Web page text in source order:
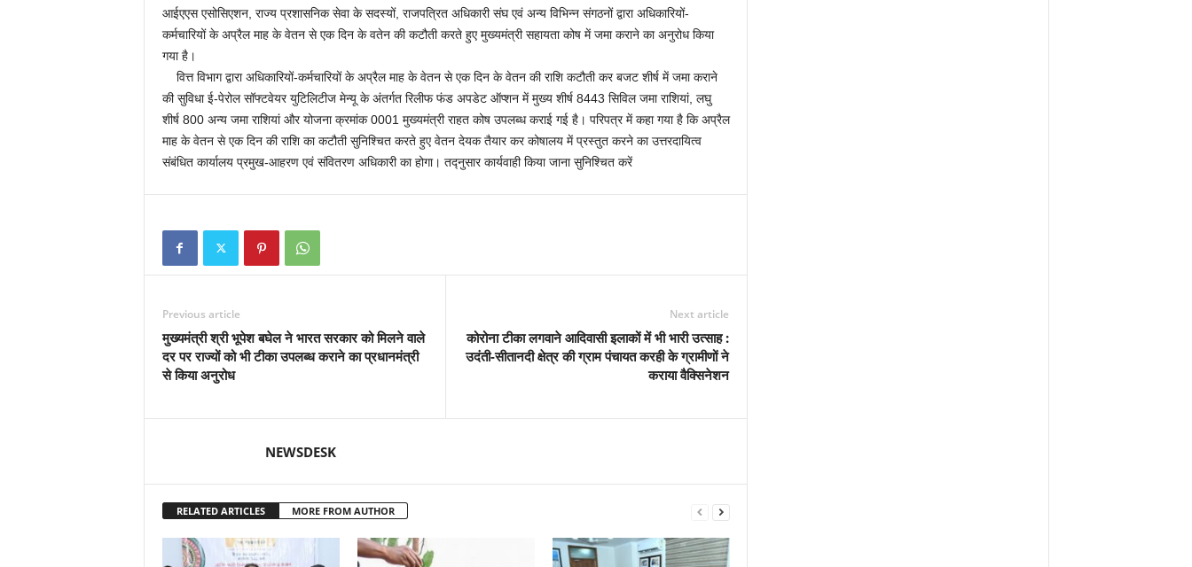
आईएएस एसोसिएशन, राज्य प्रशासनिक सेवा के सदस्यों, राजपत्रित अधिकारी संघ एवं अन्य विभिन्न संगठनों द्वारा अधिकारियों-
कर्मचारियों के अप्रैल माह के वेतन से एक दिन के वतेन की कटौती करते हुए मुख्यमंत्री सहायता कोष में जमा कराने का अनुरोध किया
गया है।
वित्त विभाग द्वारा अधिकारियों-कर्मचारियों के अप्रैल माह के वेतन से एक दिन के वेतन की राशि कटौती कर बजट शीर्ष में जमा कराने
की सुविधा ई-पेरोल सॉफ्टवेयर युटिलिटीज मेन्यू के अंतर्गत रिलीफ फंड अपडेट ऑप्शन में मुख्य शीर्ष 8443 सिविल जमा राशियां, लघु
शीर्ष 800 अन्य जमा राशियां और योजना क्रमांक 0001 मुख्यमंत्री राहत कोष उपलब्ध कराई गई है। परिपत्र में कहा गया है कि अप्रैल
माह के वेतन से एक दिन की राशि का कटौती सुनिश्चित करते हुए वेतन देयक तैयार कर कोषालय में प्रस्तुत करने का उत्तरदायित्व
संबंधित कार्यालय प्रमुख-आहरण एवं संवितरण अधिकारी का होगा। तद्नुसार कार्यवाही किया जाना सुनिश्चित करें
Previous article
मुख्यमंत्री श्री भूपेश बघेल ने भारत सरकार को मिलने वाले
दर पर राज्यों को भी टीका उपलब्ध कराने का प्रधानमंत्री
से किया अनुरोध
Next article
कोरोना टीका लगवाने आदिवासी इलाकों में भी भारी उत्साह :
उदंती-सीतानदी क्षेत्र की ग्राम पंचायत करही के ग्रामीणों ने
कराया वैक्सिनेशन
NEWSDESK
RELATED ARTICLES MORE FROM AUTHOR